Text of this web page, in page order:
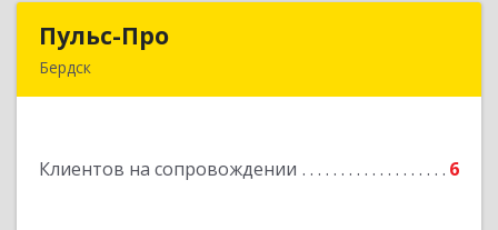
Пульс-Про
Бердск
Клиентов на сопровождении 6
Подробнее